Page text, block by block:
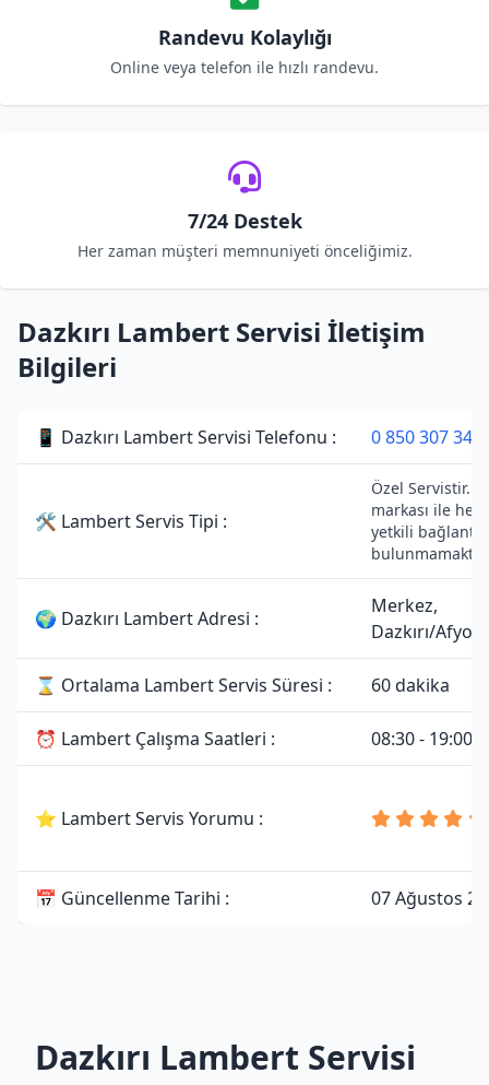
Randevu Kolaylığı
Online veya telefon ile hızlı randevu.
7/24 Destek
Her zaman müşteri memnuniyeti önceliğimiz.
Dazkırı Lambert Servisi İletişim
Bilgileri
📱 Dazkırı Lambert Servisi Telefonu : 0 850 307 34
🛠 Lambert Servis Tipi :
Özel Servistir.
markası ile
yetkili
🌍 Dazkırı Lambert Adresi :
Merkez,
Dazkırı/
⌛ Ortalama Lambert Servis Süresi : 60 dakika
⏰ Lambert Çalışma Saatleri : 08:30 - 19:00
⭐ Lambert Servis Yorumu :
📅 Güncellenme Tarihi : 07 Ağustos
Dazkırı Lambert Servisi